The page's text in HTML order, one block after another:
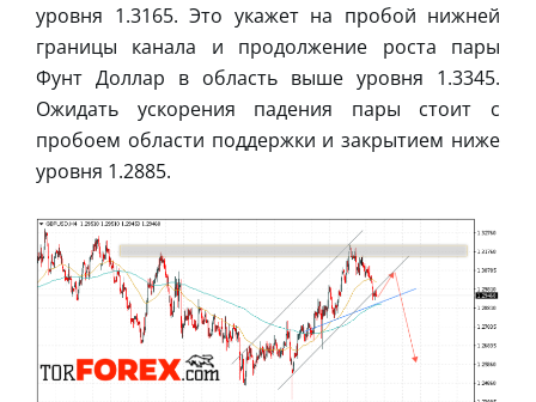
уровня 1.3165. Это укажет на пробой нижней
границы канала и продолжение роста пары
Фунт Доллар в область выше уровня 1.3345.
Ожидать ускорения падения пары стоит с
пробоем области поддержки и закрытием ниже
уровня 1.2885.